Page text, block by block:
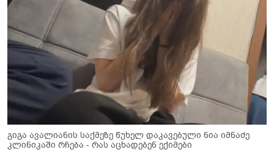
გიგა ავალიანის საქმეზე წუხელ დაკავებული ნია იმნაძე
კლინიკაში რჩება - რას აცხადებენ ექიმები